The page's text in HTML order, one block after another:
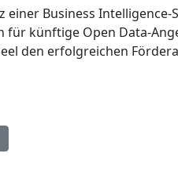
einer Business
für künftige Open Data-
den erfolgreichen
Beitrag: Sehr aufschlußreiches